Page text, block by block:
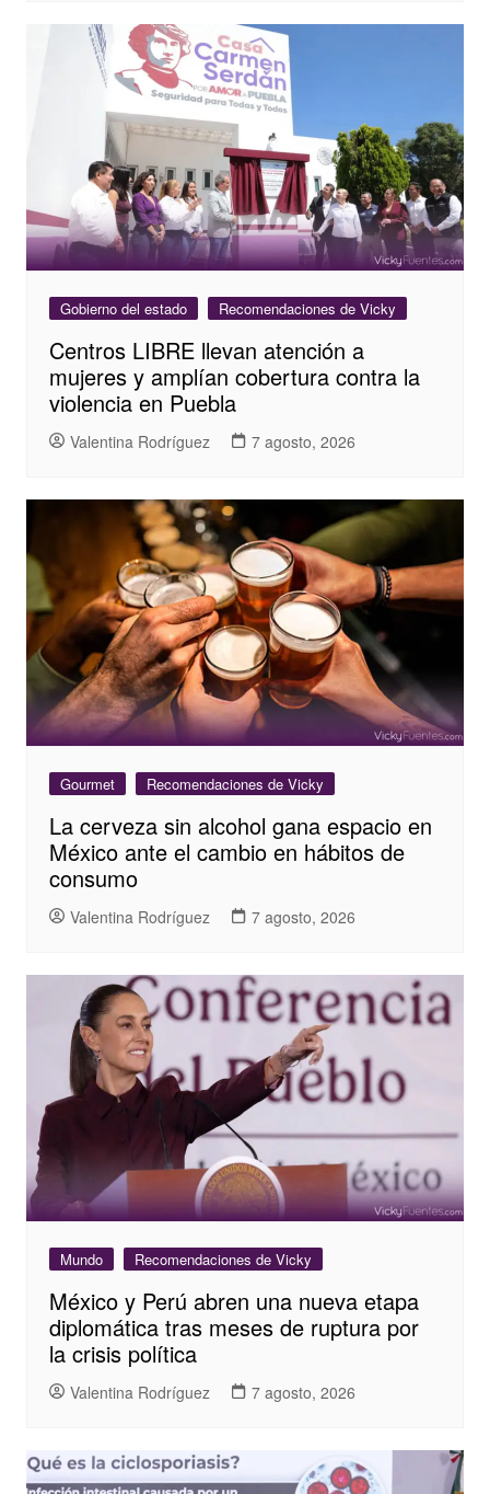
Gobierno del estado Recomendaciones de Vicky
Centros LIBRE llevan atención a
mujeres y amplían cobertura contra la
violencia en Puebla
Valentina Rodríguez 7 agosto, 2026
Gourmet Recomendaciones de Vicky
La cerveza sin alcohol gana espacio en
México ante el cambio en hábitos de
consumo
Valentina Rodríguez 7 agosto, 2026
Mundo Recomendaciones de Vicky
México y Perú abren una nueva etapa
diplomática tras meses de ruptura por
la crisis política
Valentina Rodríguez 7 agosto, 2026